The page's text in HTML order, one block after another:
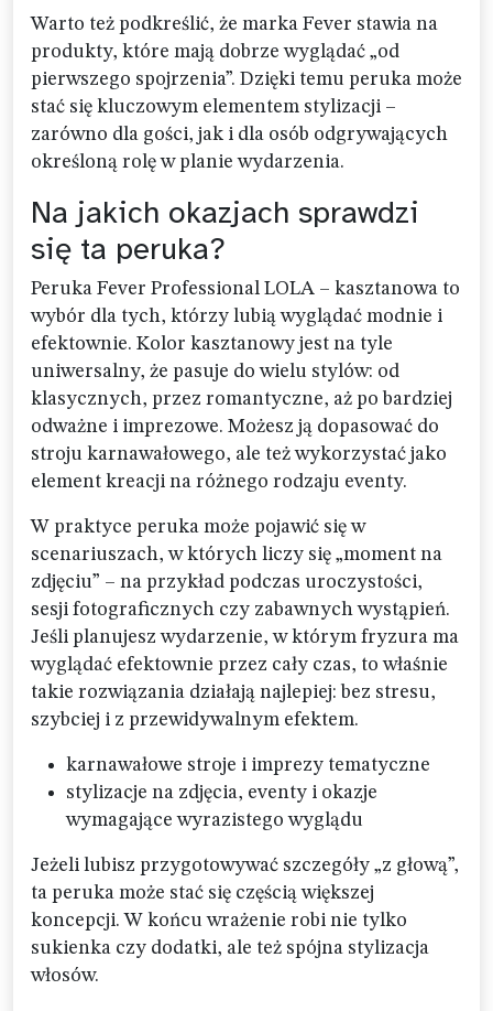
Warto też podkreślić, że marka Fever stawia na
produkty, które mają dobrze wyglądać „od
pierwszego spojrzenia”. Dzięki temu peruka może
stać się kluczowym elementem stylizacji –
zarówno dla gości, jak i dla osób odgrywających
określoną rolę w planie wydarzenia.
Na jakich okazjach sprawdzi
się ta peruka?
Peruka Fever Professional LOLA – kasztanowa to
wybór dla tych, którzy lubią wyglądać modnie i
efektownie. Kolor kasztanowy jest na tyle
uniwersalny, że pasuje do wielu stylów: od
klasycznych, przez romantyczne, aż po bardziej
odważne i imprezowe. Możesz ją dopasować do
stroju karnawałowego, ale też wykorzystać jako
element kreacji na różnego rodzaju eventy.
W praktyce peruka może pojawić się w
scenariuszach, w których liczy się „moment na
zdjęciu” – na przykład podczas uroczystości,
sesji fotograficznych czy zabawnych wystąpień.
Jeśli planujesz wydarzenie, w którym fryzura ma
wyglądać efektownie przez cały czas, to właśnie
takie rozwiązania działają najlepiej: bez stresu,
szybciej i z przewidywalnym efektem.
karnawałowe stroje i imprezy tematyczne
stylizacje na zdjęcia, eventy i okazje
wymagające wyrazistego wyglądu
Jeżeli lubisz przygotowywać szczegóły „z głową”,
ta peruka może stać się częścią większej
koncepcji. W końcu wrażenie robi nie tylko
sukienka czy dodatki, ale też spójna stylizacja
włosów.